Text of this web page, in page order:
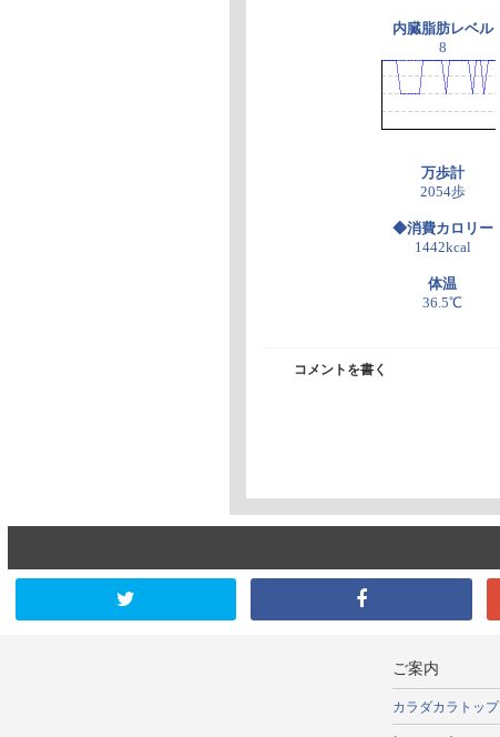
内臓脂肪レベル
8
万歩計
2054歩
◆消費カロリー
1442kcal
体温
36.5℃
コメントを書く
ご案内
カラダカラトップ